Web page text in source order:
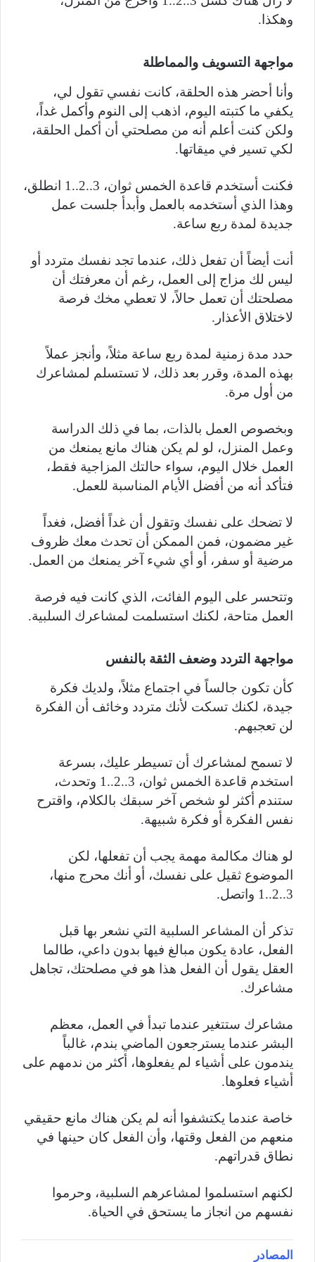
وهكذا.
مواجهة التسويف والمماطلة
وأنا أحضر هذه الحلقة، كانت نفسي تقول لي،
يكفي ما كتبته اليوم، اذهب إلى النوم وأكمل غداً،
ولكن كنت أعلم أنه من مصلحتي أن أكمل الحلقة،
لكي تسير في ميقاتها.
فكنت أستخدم قاعدة الخمس ثوان، 3..2..1 انطلق،
وهذا الذي أستخدمه بالعمل وأبدأ جلست عمل
جديدة لمدة ربع ساعة.
أنت أيضاً أن تفعل ذلك، عندما تجد نفسك متردد أو
ليس لك مزاج إلى العمل، رغم أن معرفتك أن
مصلحتك أن تعمل حالاً، لا تعطي مخك فرصة
لاختلاق الأعذار.
حدد مدة زمنية لمدة ربع ساعة مثلاً، وأنجز عملاً
بهذه المدة، وقرر بعد ذلك، لا تستسلم لمشاعرك
من أول مرة.
وبخصوص العمل بالذات، بما في ذلك الدراسة
وعمل المنزل، لو لم يكن هناك مانع يمنعك من
العمل خلال اليوم، سواء حالتك المزاجية فقط،
فتأكد أنه من أفضل الأيام المناسبة للعمل.
لا تضحك على نفسك وتقول أن غداً أفضل، فغداً
غير مضمون، فمن الممكن أن تحدث معك ظروف
مرضية أو سفر، أو أي شيء آخر يمنعك من العمل.
وتتحسر على اليوم الفائت، الذي كانت فيه فرصة
العمل متاحة، لكنك استسلمت لمشاعرك السلبية.
مواجهة التردد وضعف الثقة بالنفس
كأن تكون جالساً في اجتماع مثلاً، ولديك فكرة
جيدة، لكنك تسكت لأنك متردد وخائف أن الفكرة
لن تعجبهم.
لا تسمح لمشاعرك أن تسيطر عليك، بسرعة
استخدم قاعدة الخمس ثوان، 3..2..1 وتحدث،
ستندم أكثر لو شخص آخر سبقك بالكلام، واقترح
نفس الفكرة أو فكرة شبيهة.
لو هناك مكالمة مهمة يجب أن تفعلها، لكن
الموضوع ثقيل على نفسك، أو أنك محرج منها،
3..2..1 واتصل.
تذكر أن المشاعر السلبية التي نشعر بها قبل
الفعل، عادة يكون مبالغ فيها بدون داعي، طالما
العقل يقول أن الفعل هذا هو في مصلحتك، تجاهل
مشاعرك.
مشاعرك ستتغير عندما تبدأ في العمل، معظم
البشر عندما يسترجعون الماضي بندم، غالباً
يندمون على أشياء لم يفعلوها، أكثر من ندمهم على
أشياء فعلوها.
خاصة عندما يكتشفوا أنه لم يكن هناك مانع حقيقي
منعهم من الفعل وقتها، وأن الفعل كان حينها في
نطاق قدراتهم.
لكنهم استسلموا لمشاعرهم السلبية، وحرموا
نفسهم من انجاز ما يستحق في الحياة.
المصادر